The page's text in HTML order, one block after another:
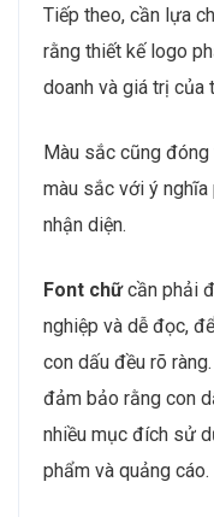
Tiếp theo, cần lựa
rằng thiết kế logo
doanh và giá trị của
Màu sắc cũng đóng
màu sắc với ý
nhận diện.
Font chữcần phải
nghiệp và dễ đọc,
con dấu đều rõ
đảm bảo rằng con
nhiều mục đích sử
phẩm và quảng cáo.